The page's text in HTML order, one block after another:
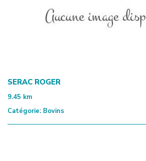
SERAC ROGER
9.45 km
Catégorie: Bovins